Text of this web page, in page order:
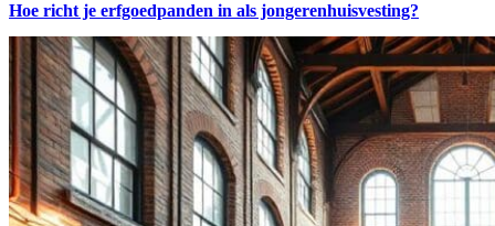
Hoe richt je erfgoedpanden in als jongerenhuisvesting?